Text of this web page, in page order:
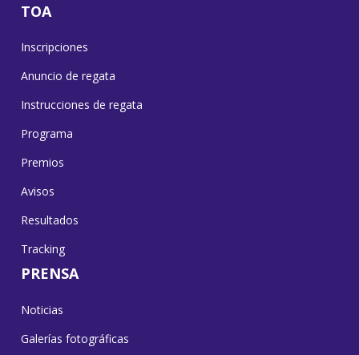
TOA
Inscripciones
Anuncio de regata
Instrucciones de regata
Programa
Premios
Avisos
Resultados
Tracking
PRENSA
Noticias
Galerías fotográficas